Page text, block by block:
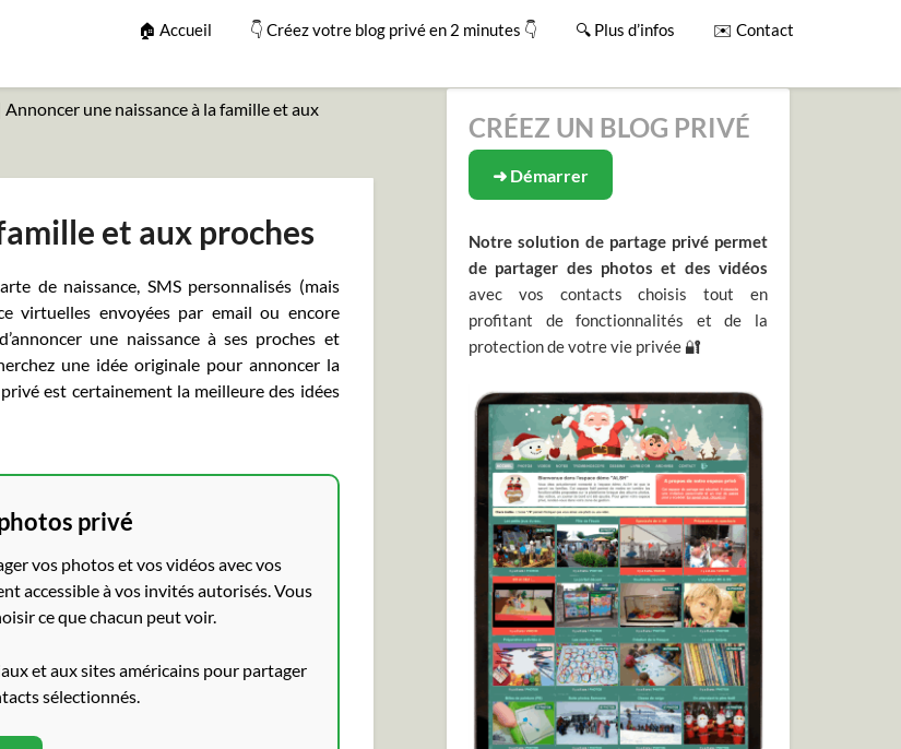
🏠 Accueil 👇 Créez votre blog privé en 2 minutes 👇 🔍 Plus d’infos ✉️ Contact
Annoncer une naissance à la famille et aux
et aux proches
de naissance, SMS personnalisés (mais
virtuelles envoyées par email ou encore
une naissance à ses proches et
une idée originale pour annoncer la
est certainement la meilleure des idées
privé
vos photos et vos vidéos avec vos
accessible à vos invités autorisés. Vous
ce que chacun peut voir.
et aux sites américains pour partager
sélectionnés.
CRÉEZ UN BLOG PRIVÉ
➜ Démarrer
Notre solution de partage privé permet
de partager des photos et des vidéos
avec vos contacts choisis tout en
profitant de fonctionnalités et de la
protection de votre vie privée 🔐